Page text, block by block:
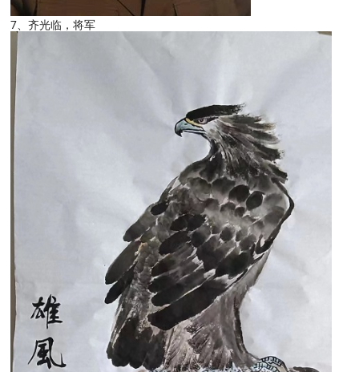
7、齐光临，将军